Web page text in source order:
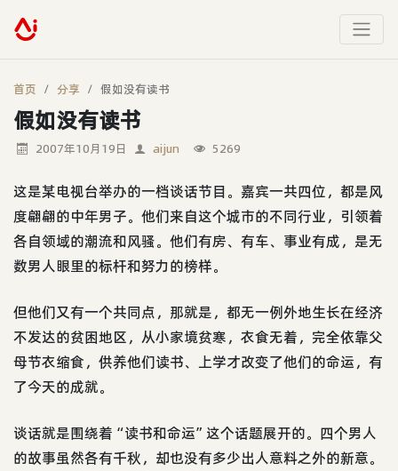
首页 分享 假如没有读书
假如没有读书
2007年10月19日 aijun 5269
这是某电视台举办的一档谈话节目。嘉宾一共四位，都是风
度翩翩的中年男子。他们来自这个城市的不同行业，引领着
各自领域的潮流和风骚。他们有房、有车、事业有成，是无
数男人眼里的标杆和努力的榜样。
但他们又有一个共同点，那就是，都无一例外地生长在经济
不发达的贫困地区，从小家境贫寒，衣食无着，完全依靠父
母节衣缩食，供养他们读书、上学才改变了他们的命运，有
了今天的成就。
谈话就是围绕着“读书和命运”这个话题展开的。四个男人
的故事虽然各有千秋，却也没有多少出人意料之外的新意。